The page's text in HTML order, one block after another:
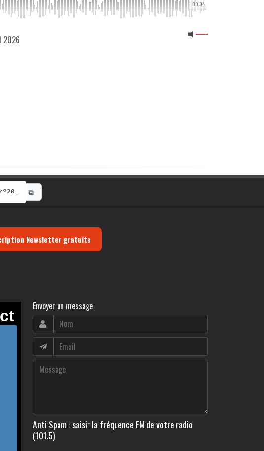
00:04
2026
https://radio-g.fr?20519 ⧉
Newsletter gratuite
Envoyer un message
Anti Spam : saisir la fréquence FM de votre radio
(101.5)